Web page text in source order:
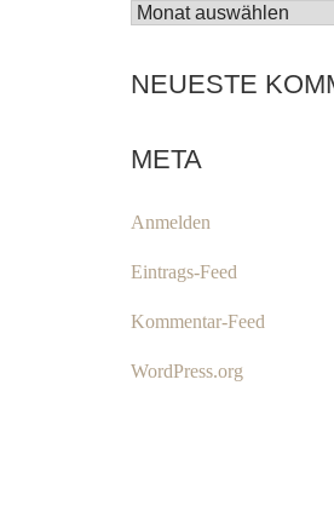
ARCHIV
NEUESTE
META
Anmelden
Eintrags-Feed
Kommentar-Feed
WordPress.org